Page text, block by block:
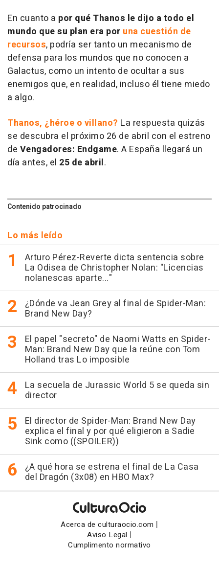
En cuanto a por qué Thanos le dijo a todo el
mundo que su plan era por una cuestión de
recursos, podría ser tanto un mecanismo de
defensa para los mundos que no conocen a
Galactus, como un intento de ocultar a sus
enemigos que, en realidad, incluso él tiene miedo
a algo.
Thanos, ¿héroe o villano? La respuesta quizás
se descubra el próximo 26 de abril con el estreno
de Vengadores: Endgame. A España llegará un
día antes, el 25 de abril.
Contenido patrocinado
Lo más leído
Arturo Pérez-Reverte dicta sentencia sobre
La Odisea de Christopher Nolan: "Licencias
nolanescas aparte..."
¿Dónde va Jean Grey al final de Spider-Man:
Brand New Day?
El papel "secreto" de Naomi Watts en Spider-
Man: Brand New Day que la reúne con Tom
Holland tras Lo imposible
La secuela de Jurassic World 5 se queda sin
director
El director de Spider-Man: Brand New Day
explica el final y por qué eligieron a Sadie
Sink como ((SPOILER))
¿A qué hora se estrena el final de La Casa
del Dragón (3x08) en HBO Max?
Acerca de culturaocio.com |
Aviso Legal |
Cumplimento normativo